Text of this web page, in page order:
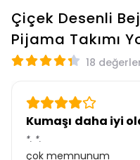
Çiçek Desenli
Pijama Takımı
18
Kumaşı daha iyi
*. *.
çok memnunum